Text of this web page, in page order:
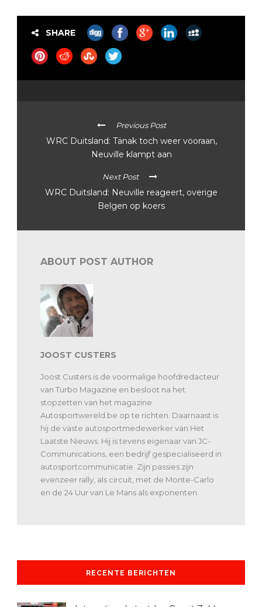
SHARE
Previous Post
WRC Duitsland: Tänak toch weer vooraan,
Neuville klampt aan
Next Post
WRC Duitsland: Neuville reageert, overige
Belgen op koers
ABOUT POST AUTHOR
JOOST CUSTERS
Joost Custers is de voormalige hoofdredacteur
van Turbo Magazine en besloot na het
stopzetten van het magazine
Autosportwereld.be op te richten. Daarnaast is
hij de vaste autosportmedewerker van Het
Laatste Nieuws. Hij is tevens eigenaar van JC-
Communications, een bedrijf gespecialiseerd in
autosportcommunicatie. Zijn passies zijn
evenzeer rally, als circuit, met de Monte-Carlo
en de 24 Uur van Le Mans als exponenten.
RECENTE BERICHTEN